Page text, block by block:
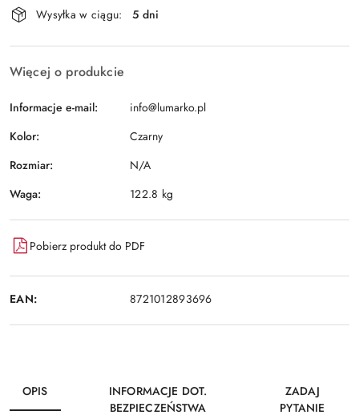
i
dostawa
Wysyłka w ciągu: 5 dni
Więcej o produkcie
Informacje e-mail:
info@lumarko.pl
Kolor:
Czarny
Rozmiar:
N/A
Waga:
122.8 kg
Pobierz produkt do PDF
EAN: 8721012893696
OPIS
INFORMACJE DOT.
BEZPIECZEŃSTWA
ZADAJ
PYTANIE